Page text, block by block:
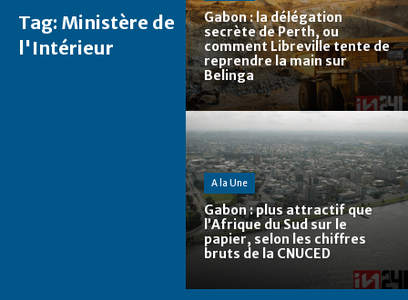
Tag: Ministère de
l'Intérieur
Gabon : la délégation
secrète de Perth, ou
comment Libreville tente de
reprendre la main sur
Belinga
A la Une
Gabon : plus attractif que
l’Afrique du Sud sur le
papier, selon les chiffres
bruts de la CNUCED